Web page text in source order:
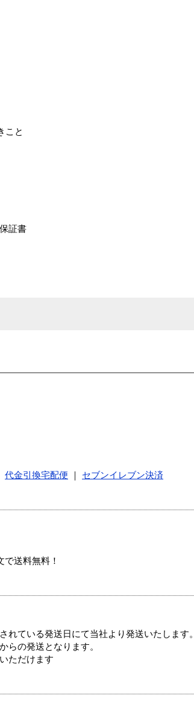
こと
証書
代金引換宅配便
セブンイレブン決済
送料無料！
ている発送日にて当社より発送いたします。
らの発送となります。
ただけます